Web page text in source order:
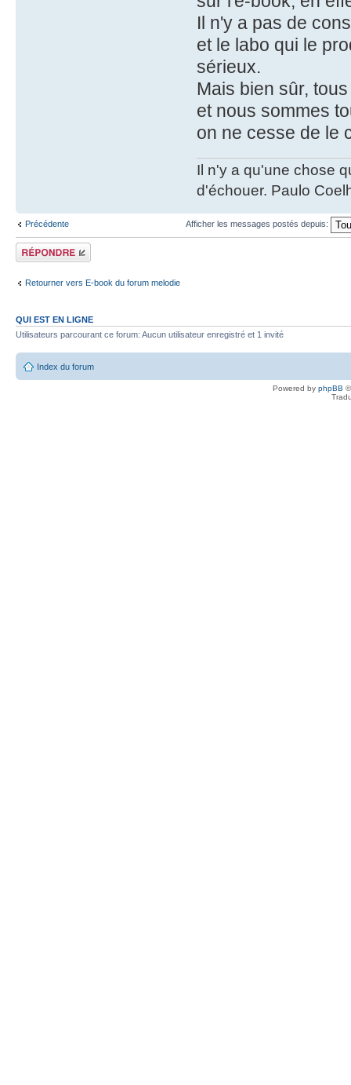
Il n'y a pas de
et le labo qui le
sérieux.
Mais bien sûr,
et nous sommes
on ne cesse de le
Il n'y a qu'une chose
d'échouer. Paulo
Précédente Afficher les messages postés depuis:
Répondre
Retourner vers E-book du forum melodie
QUI EST EN LIGNE
Utilisateurs parcourant ce forum: Aucun utilisateur enregistré et 1 invité
Index du forum
Powered by phpBB